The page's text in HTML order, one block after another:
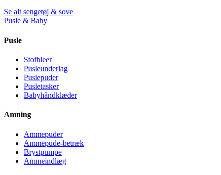
Se alt sengetøj & sove
Pusle & Baby
Pusle
Stofbleer
Pusleunderlag
Puslepuder
Pusletasker
Babyhåndklæder
Amning
Ammepuder
Ammepude-betræk
Brystpumpe
Ammeindlæg